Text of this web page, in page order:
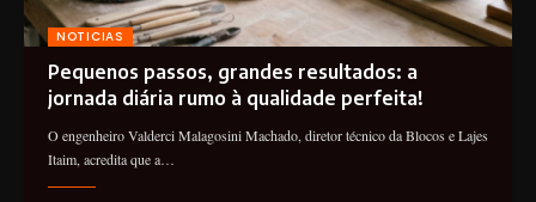
NOTICIAS
Pequenos passos, grandes resultados: a
jornada diária rumo à qualidade perfeita!
O engenheiro Valderci Malagosini Machado, diretor técnico da Blocos e Lajes
Itaim, acredita que a…